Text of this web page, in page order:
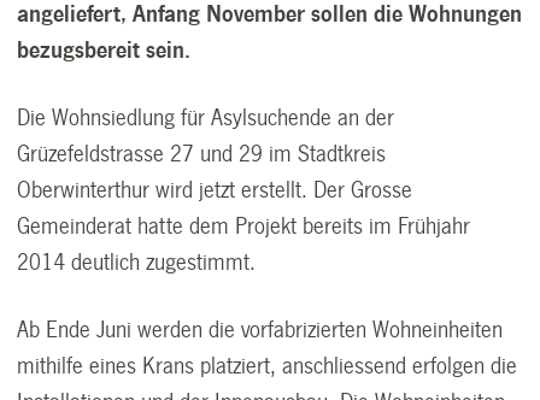
angeliefert, Anfang November sollen die Wohnungen
bezugsbereit sein.
Die Wohnsiedlung für Asylsuchende an der
Grüzefeldstrasse 27 und 29 im Stadtkreis
Oberwinterthur wird jetzt erstellt. Der Grosse
Gemeinderat hatte dem Projekt bereits im Frühjahr
2014 deutlich zugestimmt.
Ab Ende Juni werden die vorfabrizierten Wohneinheiten
mithilfe eines Krans platziert, anschliessend erfolgen die